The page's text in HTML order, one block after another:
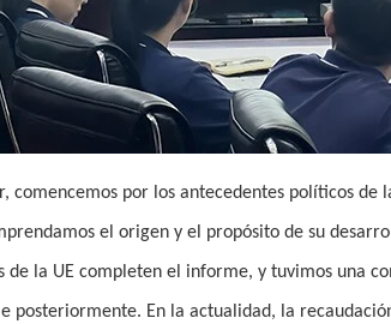
comencemos por los antecedentes políticos
el origen y el propósito de su
de la UE completen el informe, y tuvimos una
posteriormente. En la actualidad, la